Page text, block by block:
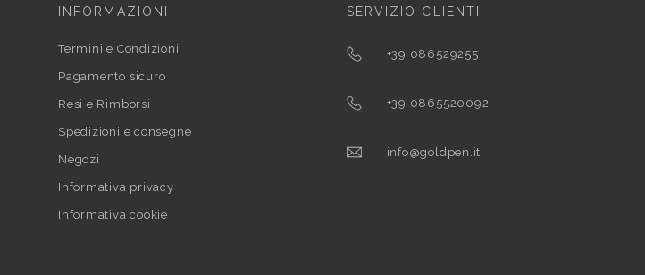
INFORMAZIONI
Termini e Condizioni
Pagamento sicuro
Resi e Rimborsi
Spedizioni e consegne
Negozi
Informativa privacy
Informativa cookie
SERVIZIO CLIENTI
+39 086529255
+39 0865520092
info@goldpen.it